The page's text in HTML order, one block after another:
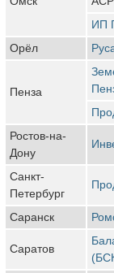
ИП
Орёл
Пенза
Ростов-на-
Дону
Санкт-
Петербург
Саранск
Саратов